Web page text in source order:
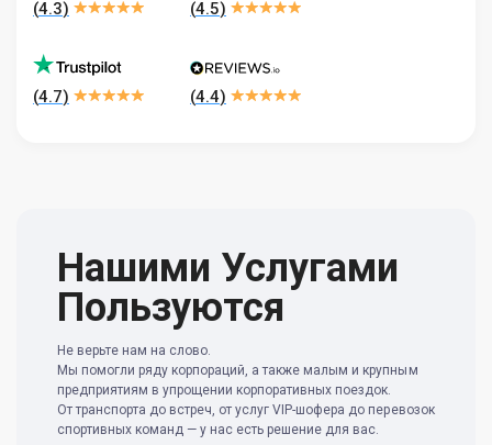
(4.3) (4.5)
(4.7) (4.4)
Нашими Услугами
Пользуются
Не верьте нам на слово.
Мы помогли ряду корпораций, а также малым и крупным
предприятиям в упрощении корпоративных поездок.
От транспорта до встреч, от услуг VIP-шофера до перевозок
спортивных команд — у нас есть решение для вас.